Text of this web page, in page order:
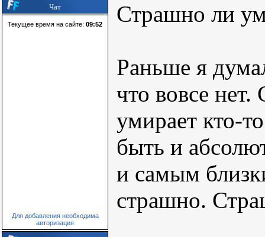
Чат
Текущее время на сайте: 09:52
Для добавления необходима
авторизация
Страшно ли
Раньше я
что вовсе
умирает кто-
быть и
и самым
страшно.